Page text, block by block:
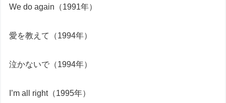
We do again（1991年）
愛を教えて（1994年）
泣かないで（1994年）
I’m all right（1995年）